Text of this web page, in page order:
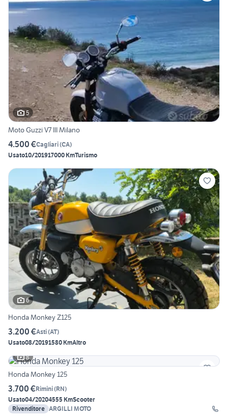
5
Moto Guzzi V7 III Milano
4.500 €Cagliari(CA)
Usato10/201917000 KmTurismo
6
Honda Monkey Z125
3.200 €Asti(AT)
Usato08/20191580 KmAltro
8
Honda Monkey 125
3.700 €Rimini(RN)
Usato04/20204555 KmScooter
Rivenditore ARGILLI MOTO